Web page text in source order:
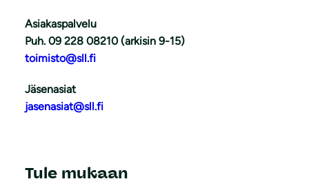
Asiakaspalvelu
Puh. 09 228 08210 (arkisin 9-15)
toimisto@sll.fi
Jäsenasiat
jasenasiat@sll.fi
Tule mukaan